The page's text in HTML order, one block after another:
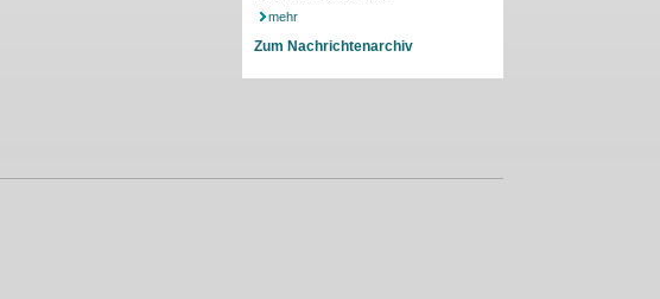
mehr
Zum Nachrichtenarchiv